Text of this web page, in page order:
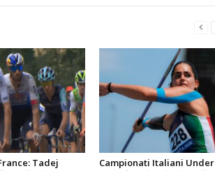
Tadej
Campionati Italiani Under